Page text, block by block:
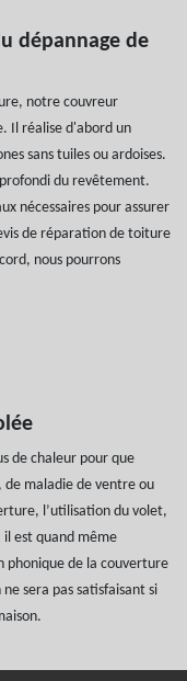
dépannage de
notre couvreur
Il réalise d'abord un
sans tuiles ou ardoises.
du revêtement.
nécessaires pour assurer
de réparation de toiture
nous pourrons
de chaleur pour que
de maladie de ventre ou
l’utilisation du volet,
il est quand même
phonique de la couverture
sera pas satisfaisant si